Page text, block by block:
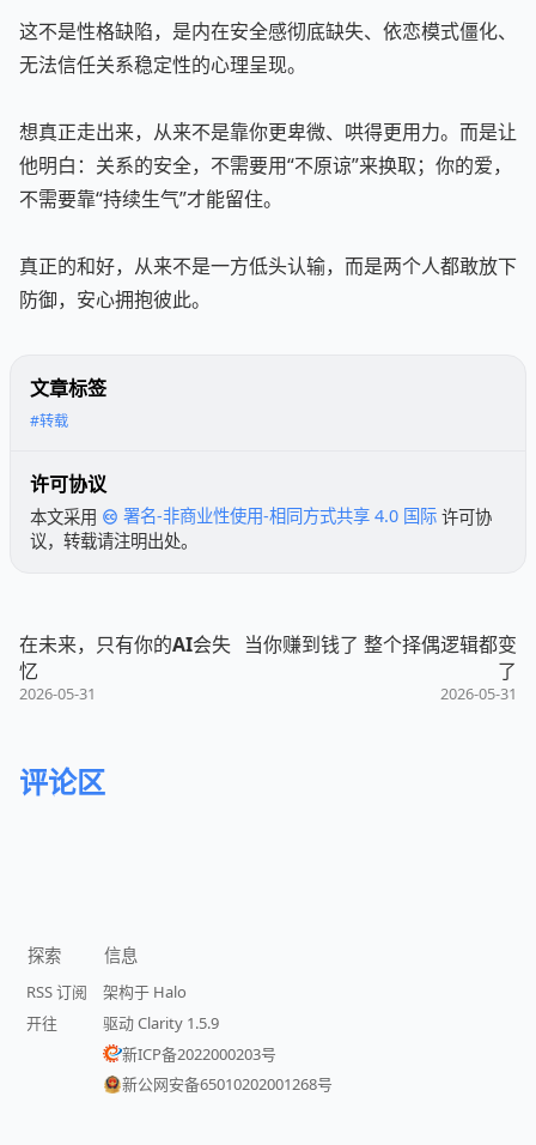
这不是性格缺陷，是内在安全感彻底缺失、依恋模式僵化、
无法信任关系稳定性的心理呈现。
想真正走出来，从来不是靠你更卑微、哄得更用力。而是让
他明白：关系的安全，不需要用“不原谅”来换取；你的爱，
不需要靠“持续生气”才能留住。
真正的和好，从来不是一方低头认输，而是两个人都敢放下
防御，安心拥抱彼此。
文章标签
#转载
许可协议
本文采用 署名-非商业性使用-相同方式共享 4.0 国际 许可协
议，转载请注明出处。
在未来，只有你的AI会失
忆
2026-05-31
当你赚到钱了 整个择偶逻辑都变
了
2026-05-31
评论区
探索
RSS 订阅
开往
信息
架构于 Halo
驱动 Clarity 1.5.9
新ICP备2022000203号
新公网安备65010202001268号